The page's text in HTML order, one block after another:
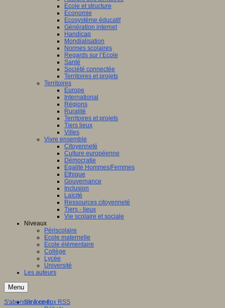
Ecole et structure
Economie
Ecosystème éducatif
Génération internet
Handicap
Mondialisation
Normes scolaires
Regards sur l’Ecole
Santé
Société connectée
Territoires et projets
Territoires
Europe
International
Régions
Ruralité
Territoires et projets
Tiers lieux
Villes
Vivre ensemble
Citoyenneté
Culture européenne
Démocratie
Egalité Hommes/Femmes
Ethique
Gouvernance
Inclusion
Laïcité
Ressources citoyenneté
Tiers - lieux
Vie scolaire et sociale
Niveaux
Périscolaire
Ecole maternelle
Ecole élémentaire
Collège
Lycée
Université
Les auteurs
Menu
S'informer
S'abonner à ce flux RSS